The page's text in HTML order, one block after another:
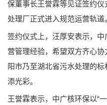
保董事长王誉霖等见证签约
处理厂正式进入规范运营轨道
签约仪式上，汪厚安表示，
营管理经验，希望双方齐心
阳市乃至湖北省污水处理的
添光彩。
王誉霖表示，中广核环保以“